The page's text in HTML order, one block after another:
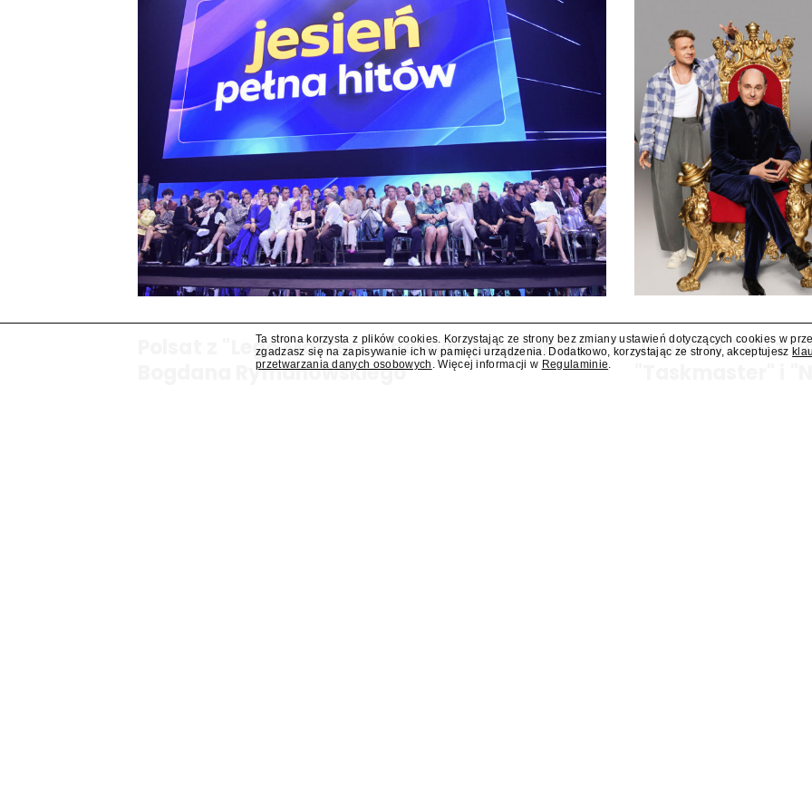
Polsat z "Lego Masters" i nowym programem
Bogdana Rymanowskiego
Jesień w TVN z
Ta strona korzysta z plików cookies. Korzystając ze strony bez zmiany ustawień dotyczących cookies w
zgadzasz się na zapisywanie ich w pamięci urządzenia. Dodatkowo, korzystając ze strony, akceptujesz
przetwarzania danych osobowych . Więcej informacji w Regulaminie.